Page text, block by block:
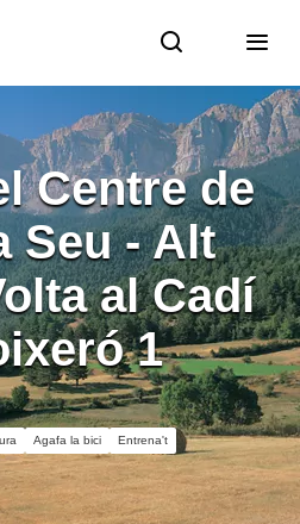
Centre de
Seu - Alt
al Cadí
1
Agafa la bici Entrena't